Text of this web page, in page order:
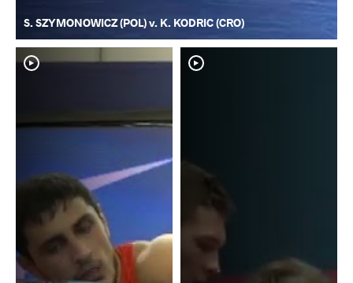
S. SZYMONOWICZ (POL) v. K. KODRIC (CRO)